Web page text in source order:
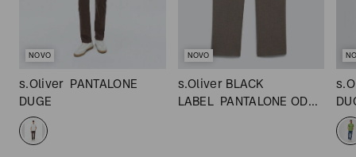
NOVO
s.Oliver PANTALONE
DUGE
NOVO
s.Oliver BLACK
LABEL PANTALONE OD